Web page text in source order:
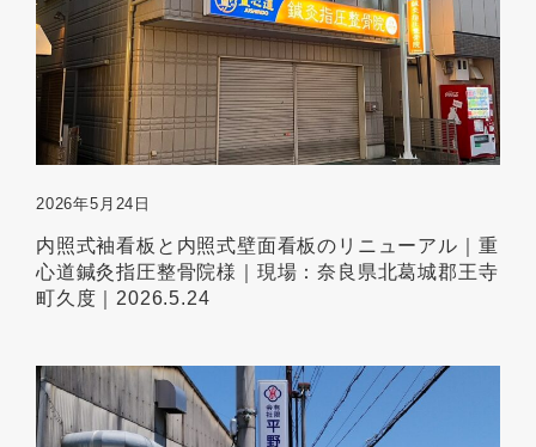
2026年5月24日
内照式袖看板と内照式壁面看板のリニューアル｜重
心道鍼灸指圧整骨院様｜現場：奈良県北葛城郡王寺
町久度｜2026.5.24